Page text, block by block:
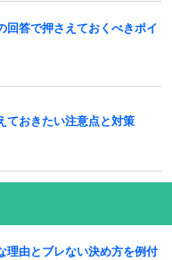
回答で押さえておくべきポイ
ておきたい注意点と対策
理由とブレない決め方を例付